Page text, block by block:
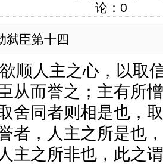
论： 0
弑臣第十四
顺人主之心，以取
从而誉之；主有所
舍同者则相是也，
者，人主之所是也
主之所非也，此之